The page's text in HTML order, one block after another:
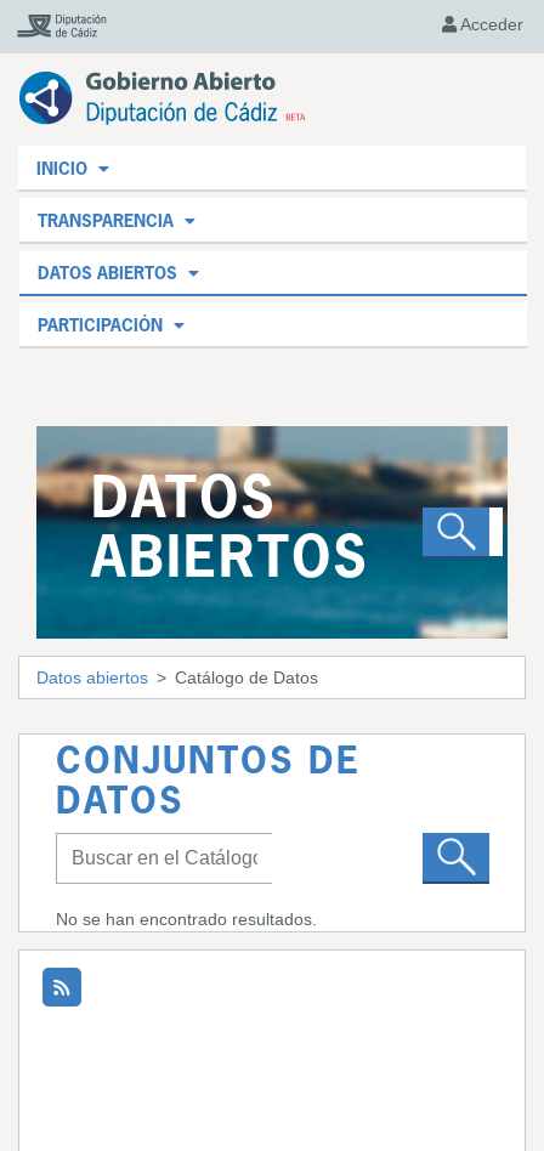
Acceder
INICIO
TRANSPARENCIA
DATOS ABIERTOS
PARTICIPACIÓN
DATOS
ABIERTOS
Datos abiertos Catálogo de Datos
CONJUNTOS DE
DATOS
No se han encontrado resultados.